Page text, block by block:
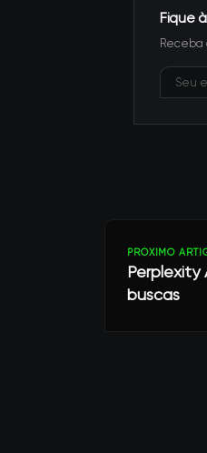
Fique
PRÓXIMO
Perplexity
buscas